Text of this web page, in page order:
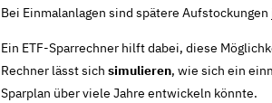
Bei Einmalanlagen sind spätere
Ein ETF-Sparrechner hilft dabei, diese
Rechner lässt sich simulieren, wie sich ein
Sparplan über viele Jahre entwickeln könnte.